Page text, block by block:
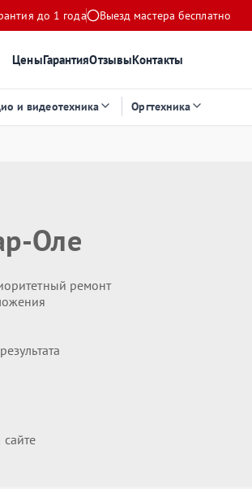
до 1 года Выезд мастера бесплатно
ЦеныГарантияОтзывыКонтакты
и видеотехника Оргтехника
Оле
ремонт